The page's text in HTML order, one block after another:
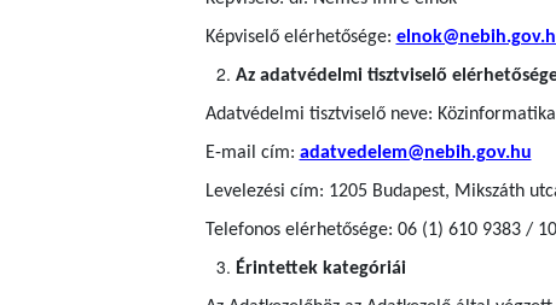
Képviselő elérhetősége:
Az adatvédelmi tisztviselő
Adatvédelmi tisztviselő neve:
E-mail cím: adatvedelem@nebih.gov.hu
Levelezési cím: 1205 Budapest, Mikszáth
Telefonos elérhetősége: 06 (1) 610 9383 /
Érintettek kategóriái